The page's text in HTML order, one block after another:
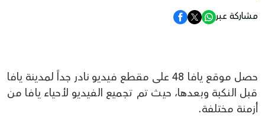
مشاركة عبر
حصل موقع يافا 48 على مقطع فيديو نادر جداً لمدينة يافا
قبل النكبة وبعدها، حيث تم تجميع الفيديو لأحياء يافا من
أزمنة مختلفة.